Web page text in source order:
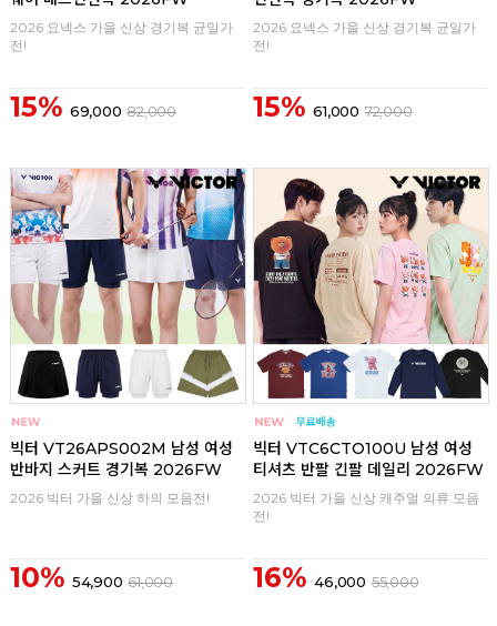
2026 요넥스 가을 신상 경기복 균일가
전!
15% 69,000 82,000
2026 요넥스 가을 신상 경기복 균일가
전!
15% 61,000 72,000
빅터 VT26APS002M 남성 여성
반바지 스커트 경기복 2026FW
2026 빅터 가을 신상 하의 모음전!
10% 54,900 61,000
빅터 VTC6CTO100U 남성 여성
티셔츠 반팔 긴팔 데일리 2026FW
2026 빅터 가을 신상 캐주얼 의류 모음
전!
16% 46,000 55,000